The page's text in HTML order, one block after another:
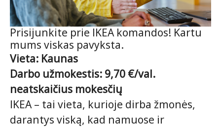
Prisijunkite prie IKEA komandos! Kartu
mums viskas pavyksta.
Vieta: Kaunas
Darbo užmokestis: 9,70 €/val.
neatskaičius mokesčių
IKEA – tai vieta, kurioje dirba žmonės,
darantys viską, kad namuose ir